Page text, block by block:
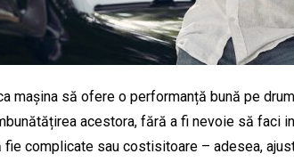
mașina să ofere o performanță bună pe
acestora, fără a fi nevoie să faci
fie complicate sau costisitoare – adesea,